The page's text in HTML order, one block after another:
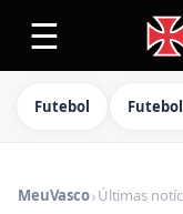
☰
Futebol
MeuVasco›Últimas